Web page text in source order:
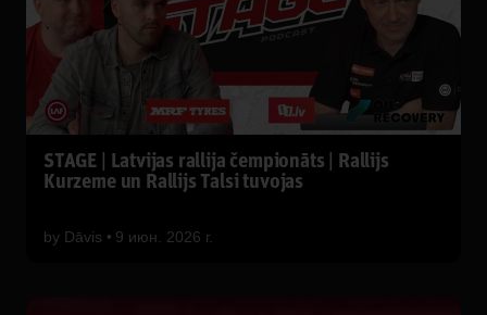
STAGE | Latvijas rallija čempionāts | Rallijs
Kurzeme un Rallijs Talsi tuvojas
by Dāvis 9 июн. 2026 г.